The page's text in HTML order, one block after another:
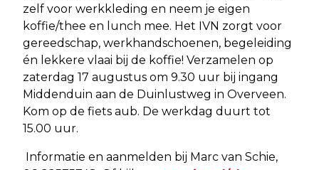
zelf voor werkkleding en neem je eigen
koffie/thee en lunch mee. Het IVN zorgt voor
gereedschap, werkhandschoenen, begeleiding
én lekkere vlaai bij de koffie! Verzamelen op
zaterdag 17 augustus om 9.30 uur bij ingang
Middenduin aan de Duinlustweg in Overveen.
Kom op de fiets aub. De werkdag duurt tot
15.00 uur.
Informatie en aanmelden bij Marc van Schie,